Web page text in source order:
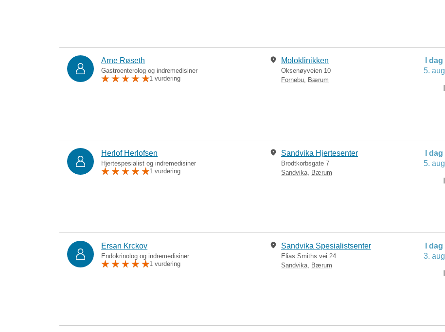
Arne Røseth
Gastroenterolog og indremedisiner
1 vurdering
Moloklinikken
Oksenøyveien 10
Fornebu Bærum
I dag
5. aug
Herlof Herlofsen
Hjertespesialist og indremedisiner
1 vurdering
Sandvika Hjertesenter
Brodtkorbsgate 7
Sandvika Bærum
I dag
5. aug
Ersan Krckov
Endokrinolog og indremedisiner
1 vurdering
Sandvika Spesialistsenter
Elias Smiths vei 24
Sandvika Bærum
I dag
3. aug